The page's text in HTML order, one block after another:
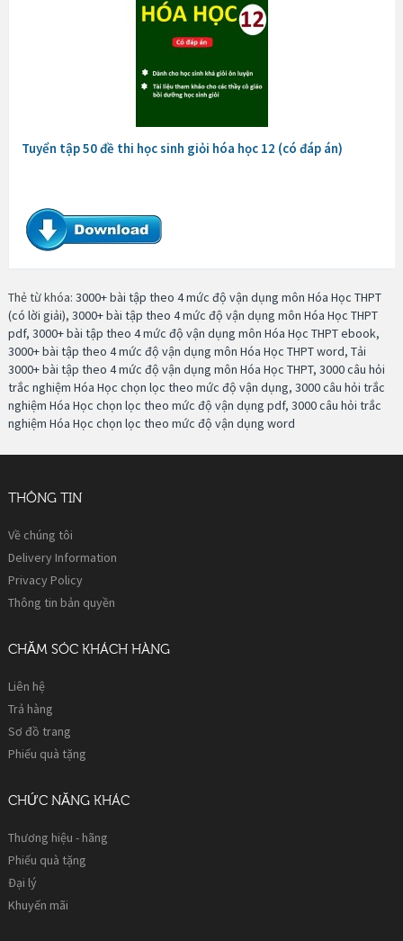
Tuyển tập 50 đề thi học sinh giỏi hóa học 12 (có đáp án)
Thẻ từ khóa: 3000+ bài tập theo 4 mức độ vận dụng môn Hóa Học THPT
(có lời giải), 3000+ bài tập theo 4 mức độ vận dụng môn Hóa Học THPT
pdf, 3000+ bài tập theo 4 mức độ vận dụng môn Hóa Học THPT ebook,
3000+ bài tập theo 4 mức độ vận dụng môn Hóa Học THPT word, Tải
3000+ bài tập theo 4 mức độ vận dụng môn Hóa Học THPT, 3000 câu hỏi
trắc nghiệm Hóa Học chọn lọc theo mức độ vận dụng, 3000 câu hỏi trắc
nghiệm Hóa Học chọn lọc theo mức độ vận dụng pdf, 3000 câu hỏi trắc
nghiệm Hóa Học chọn lọc theo mức độ vận dụng word
THÔNG TIN
Về chúng tôi
Delivery Information
Privacy Policy
Thông tin bản quyền
CHĂM SÓC KHÁCH HÀNG
Liên hệ
Trả hàng
Sơ đồ trang
Phiếu quà tặng
CHỨC NĂNG KHÁC
Thương hiệu - hãng
Phiếu quà tặng
Đại lý
Khuyến mãi